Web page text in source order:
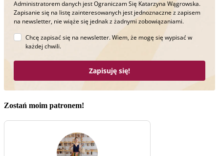
Administratorem danych jest Ograniczam Się Katarzyna Wągrowska.
Zapisanie się na listę zainteresowanych jest jednoznaczne z zapisem
na newsletter, nie wiąże się jednak z żadnymi zobowiązaniami.
Chcę zapisać się na newsletter. Wiem, że mogę się wypisać w
każdej chwili.
Zapisuję się!
Zostań moim patronem!